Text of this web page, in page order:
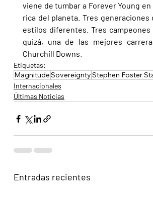
viene de tumbar a Forever Young en
rica del planeta. Tres generaciones
estilos diferentes. Tres campeones
quizá, una de las mejores
Churchill Downs.
Etiquetas:
MagnitudeSovereigntyStephen Foster
Internacionales
Últimas Noticias
Entradas recientes